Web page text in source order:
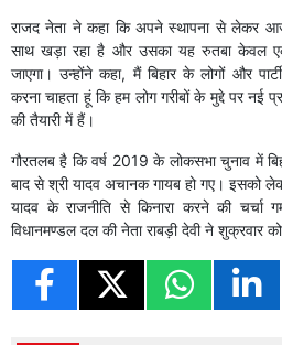
राजद नेता ने कहा कि अपने स्थापना से लेकर
साथ खड़ा रहा है और उसका यह रुतबा केवल
जाएगा। उन्होंने कहा, मैं बिहार के लोगों और
करना चाहता हूं कि हम लोग गरीबों के मुद्दे पर नई
की तैयारी में हैं।
गौरतलब है कि वर्ष 2019 के लोकसभा चुनाव में
बाद से श्री यादव अचानक गायब हो गए। इसको
यादव के राजनीति से किनारा करने की चर्चा
विधानमण्डल दल की नेता राबड़ी देवी ने शुक्रवार